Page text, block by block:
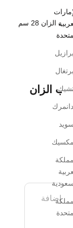
28 سم
الزان